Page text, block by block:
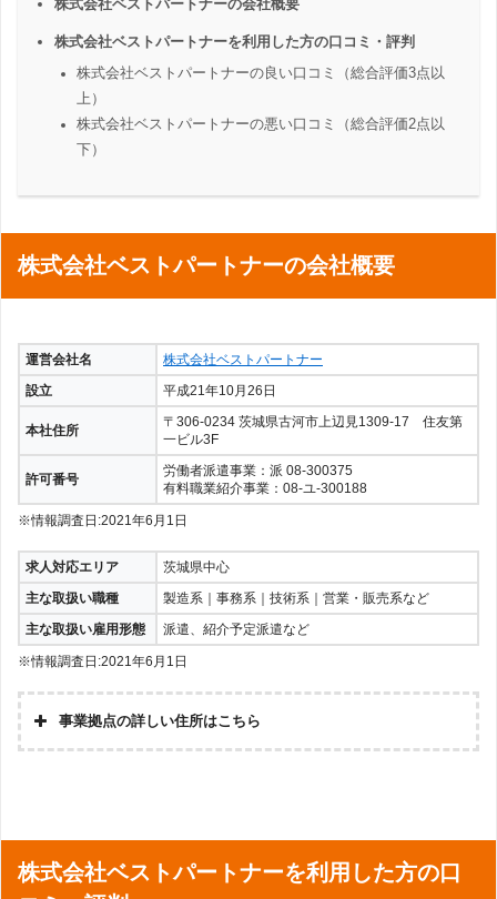
株式会社ベストパートナーの会社概要
株式会社ベストパートナーを利用した方の口コミ・評判
株式会社ベストパートナーの良い口コミ（総合評価3点以
上）
株式会社ベストパートナーの悪い口コミ（総合評価2点以
下）
株式会社ベストパートナーの会社概要
運営会社名
株式会社ベストパートナー
設立
平成21年10月26日
本社住所
〒306-0234 茨城県古河市上辺見1309-17 住友第
一ビル3F
許可番号
労働者派遣事業：派 08-300375
有料職業紹介事業：08-ユ-300188
※情報調査日:2021年6月1日
求人対応エリア
茨城県中心
主な取扱い職種
製造系｜事務系｜技術系｜営業・販売系など
主な取扱い雇用形態
派遣、紹介予定派遣など
※情報調査日:2021年6月1日
事業拠点の詳しい住所はこちら
株式会社ベストパートナーを利用した方の口